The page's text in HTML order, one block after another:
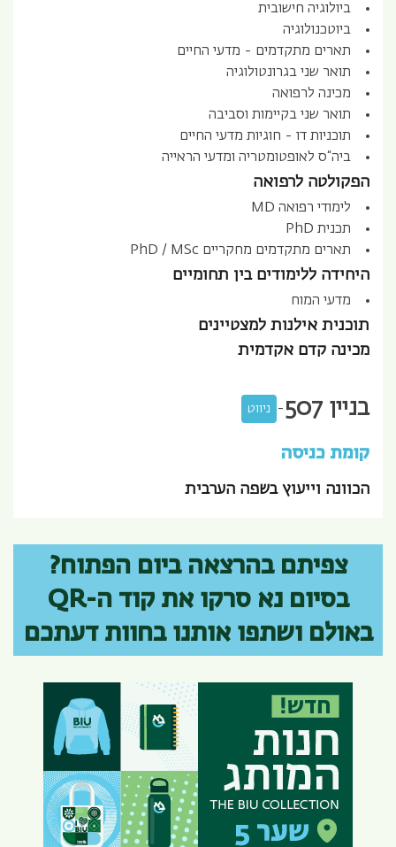
ביולוגיה חישובית
ביוטכנולוגיה
תארים מתקדמים - מדעי החיים
תואר שני בגרונטולוגיה
מכינה לרפואה
תואר שני בקיימות וסביבה
תוכניות דו - חוגיות מדעי החיים
ביה“ס לאופטומטריה ומדעי הראייה
הפקולטה לרפואה
לימודי רפואה MD
תכנית PhD
תארים מתקדמים מחקריים PhD / MSc
היחידה ללימודים בין תחומיים
מדעי המוח
תוכנית אילנות למצטיינים
מכינה קדם אקדמית
בניין 507
- ניווט
קומת כניסה
הכוונה וייעוץ בשפה הערבית
צפיתם בהרצאה ביום הפתוח?
בסיום נא סרקו את קוד ה-QR
באולם ושתפו אותנו בחוות דעתכם